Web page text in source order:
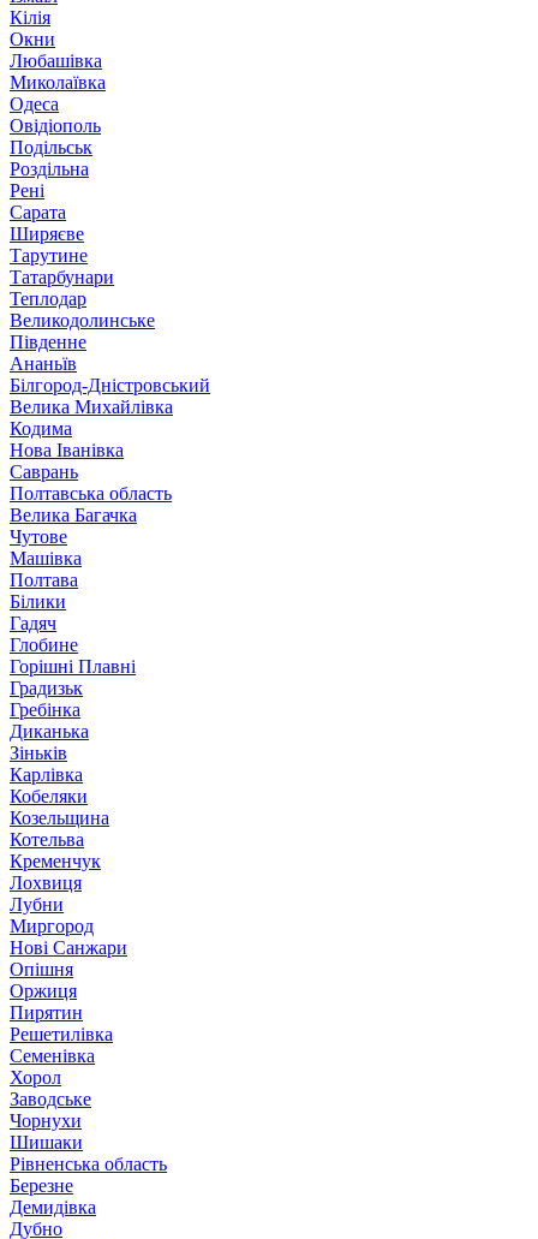
Кілія
Окни
Любашівка
Миколаївка
Одеса
Овідіополь
Подільськ
Роздільна
Рені
Сарата
Ширяєве
Тарутине
Татарбунари
Теплодар
Великодолинське
Південне
Ананьїв
Білгород-Дністровський
Велика Михайлівка
Кодима
Нова Іванівка
Саврань
Полтавська область
Велика Багачка
Чутове
Машівка
Полтава
Білики
Гадяч
Глобине
Горішні Плавні
Градизьк
Гребінка
Диканька
Зіньків
Карлівка
Кобеляки
Козельщина
Котельва
Кременчук
Лохвиця
Лубни
Миргород
Нові Санжари
Опішня
Оржиця
Пирятин
Решетилівка
Семенівка
Хорол
Заводське
Чорнухи
Шишаки
Рівненська область
Березне
Демидівка
Дубно